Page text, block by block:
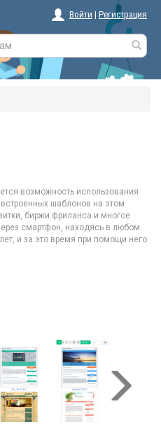
Войти | Регистрация
возможность использования
шаблонов на этом
биржи фриланса и многое
смартфон, находясь в любом
и за это время при помощи него